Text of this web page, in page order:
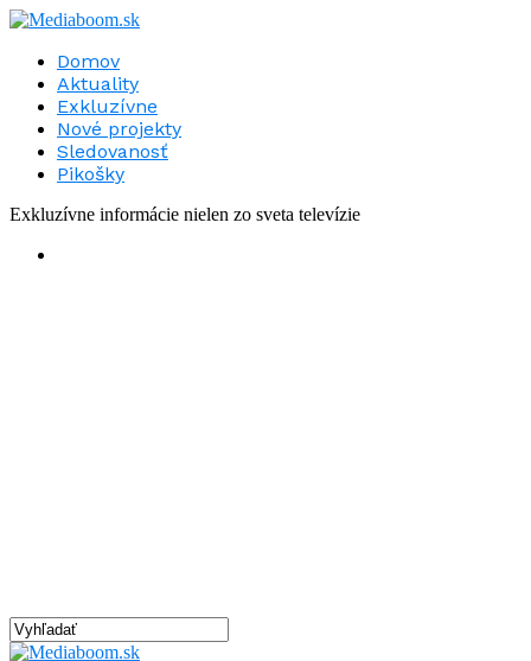
Domov
Aktuality
Exkluzívne
Nové projekty
Sledovanosť
Pikošky
Exkluzívne informácie nielen zo sveta televízie